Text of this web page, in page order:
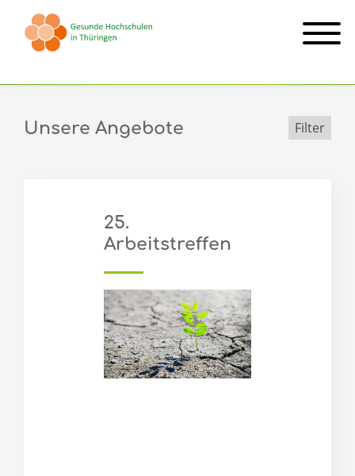
Unsere Angebote Filter
25.
Arbeitstreffen
Arbeitstreffen